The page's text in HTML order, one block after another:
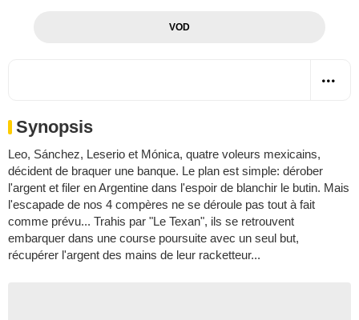
VOD
Synopsis
Leo, Sánchez, Leserio et Mónica, quatre voleurs mexicains,
décident de braquer une banque. Le plan est simple: dérober
l'argent et filer en Argentine dans l'espoir de blanchir le butin. Mais
l'escapade de nos 4 compères ne se déroule pas tout à fait
comme prévu... Trahis par "Le Texan", ils se retrouvent
embarquer dans une course poursuite avec un seul but,
récupérer l'argent des mains de leur racketteur...